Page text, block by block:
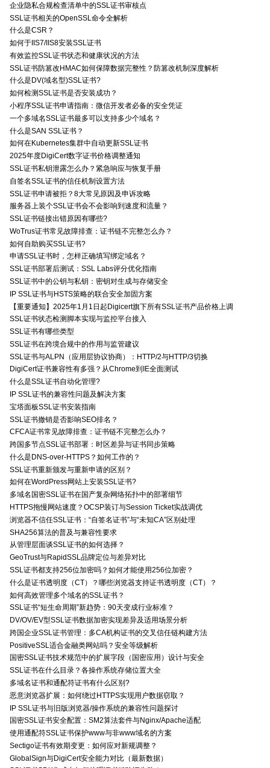
企业隐私合规检查清单中的SSL证书审核点
SSL证书相关的OpenSSL命令全解析
什么是CSR？
如何于IIS7/IIS8安装SSL证书
有效监控SSL证书状态和健康状况的方法
SSL证书防篡改HMAC如何保障数据完整性？防篡改机制深度解析
什么是DV(域名型)SSL证书?
如何检测SSL证书是否安装成功？
小程序SSL证书申请指南：微信开发者必备的安全凭证
一个多域名SSL证书最多可以支持多少个域名？
什么是SAN SSL证书？
如何在Kubernetes集群中自动更新SSL证书
2025年度DigiCert数字证书价格调整通知
SSL证书私钥泄露怎么办？紧急响应与恢复手册
自签名SSL证书的信任机制设置方法
SSL证书申请被拒？8大常见原因及申诉攻略
服务器上装个SSL证书会不会影响到速度和流量？
SSL证书链接出错原因有哪些?
WoTrus证书常见故障排查：证书链不完整怎么办？
如何自助购买SSL证书?
申请SSL证书时，怎样正确填写绑定域名？
SSL证书部署后测试：SSL Labs评分优化指南
SSL证书中的公钥与私钥：密钥对生成与存储安全
IP SSL证书与HSTS策略的联合安全加固方案
【重要通知】2025年1月1日起Digicert旗下所有SSL证书产品价格上调
SSL证书状态检测脚本实现与监控平台接入
SSL证书有哪些类型
SSL证书在跨境合规中的作用与监管建议
SSL证书与ALPN（应用层协议协商）：HTTP/2与HTTP/3切换
DigiCert证书兼容性有多强？从Chrome到IE全面测试
什么是SSL证书自动化管理?
IP SSL证书的兼容性问题及解决方案
宝塔面板SSL证书安装指南
SSL证书撤销是否影响SEO排名？
CFCA证书常见故障排查：证书链不完整怎么办？
跨国多节点SSL证书部署：时区差异与证书同步策略
什么是DNS-over-HTTPS？如何工作的？
SSL证书重新颁发与重新申请的区别？
如何在WordPress网站上安装SSL证书?
多域名国密SSL证书在国产复杂网络拓扑中的部署细节
HTTPS拖慢网站速度？OCSP装订与Session Ticket实战调优
浏览器不信任SSL证书：“自签名证书”与“未知CA”区别处理
SHA256算法的普及与兼容性要求
从管理层面谈SSL证书的如何选择？
GeoTrust与RapidSSL品牌定位与差异对比
SSL证书都支持256位加密吗？如何才能使用256位加密？
什么是证书透明度（CT）？哪些浏览器支持证书透明度（CT）？
如何高效管理多个域名的SSL证书？
SSL证书“短生命周期”新趋势：90天变成行业标准？
DV/OV/EV型SSL证书数据加密实现差异及适用场景分析
跨国企业SSL证书管理：多CA机构证书的交叉信任链构建方法
PositiveSSL适合金融类网站吗？安全等级解析
国密SSL证书技术规范中的扩展字段（国密应用）设计与安全
SSL证书在什么目录？各操作系统存储位置大全
多域名证书和通配符证书有什么区别?
恶意浏览器扩展：如何绕过HTTPS实现用户数据窃取？
IP SSL证书与旧版浏览器/操作系统的兼容性问题探讨
国密SSL证书安全配置：SM2算法套件与Nginx/Apache适配
使用通配符SSL证书保护www与非www域名的方案
Sectigo证书有效期变更：如何应对新规调整？
GlobalSign与DigiCert安全能力对比（最新数据）